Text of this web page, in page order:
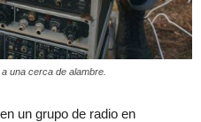
una cerca de alambre.
un grupo de radio en